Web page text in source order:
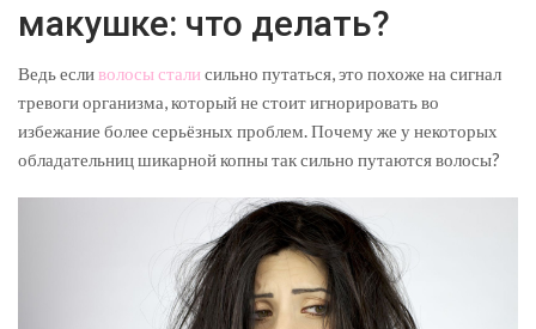
макушке: что делать?
Ведь есливолосы стали сильно путаться, это похоже на сигнал
тревоги организма, который не стоит игнорировать во
избежание более серьёзных проблем. Почему же у некоторых
обладательниц шикарной копны так сильно путаются волосы?